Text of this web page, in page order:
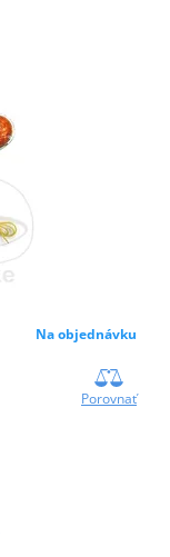
Na objednávku
Porovnať